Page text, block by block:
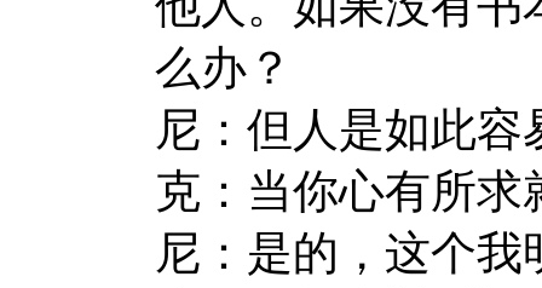
么办？
尼：但人是如此容
克：当你心有所求
尼：是的，这个我